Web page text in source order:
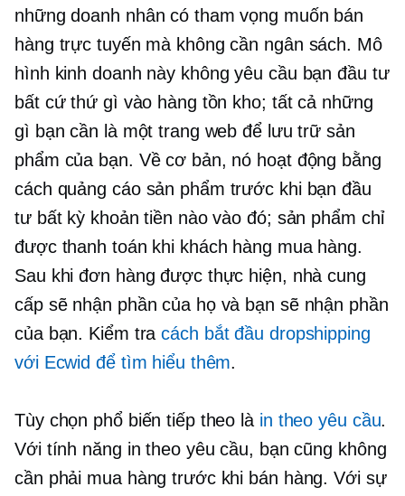
những doanh nhân có tham vọng muốn bán
hàng trực tuyến mà không cần ngân sách. Mô
hình kinh doanh này không yêu cầu bạn đầu tư
bất cứ thứ gì vào hàng tồn kho; tất cả những
gì bạn cần là một trang web để lưu trữ sản
phẩm của bạn. Về cơ bản, nó hoạt động bằng
cách quảng cáo sản phẩm trước khi bạn đầu
tư bất kỳ khoản tiền nào vào đó; sản phẩm chỉ
được thanh toán khi khách hàng mua hàng.
Sau khi đơn hàng được thực hiện, nhà cung
cấp sẽ nhận phần của họ và bạn sẽ nhận phần
của bạn. Kiểm tracách bắt đầu dropshipping
với Ecwid để tìm hiểu thêm.
Tùy chọn phổ biến tiếp theo là in theo yêu cầu.
Với tính năng in theo yêu cầu, bạn cũng không
cần phải mua hàng trước khi bán hàng. Với sự